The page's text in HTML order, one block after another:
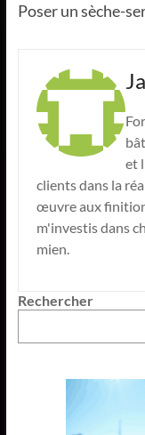
Poser un sèche-
et
clients dans la
œuvre aux
m'investis dans
mien.
Rechercher